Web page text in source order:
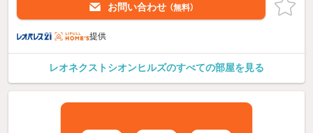
お問い合わせ （無料）
提供
レオネクストシオンヒルズのすべての部屋を見る